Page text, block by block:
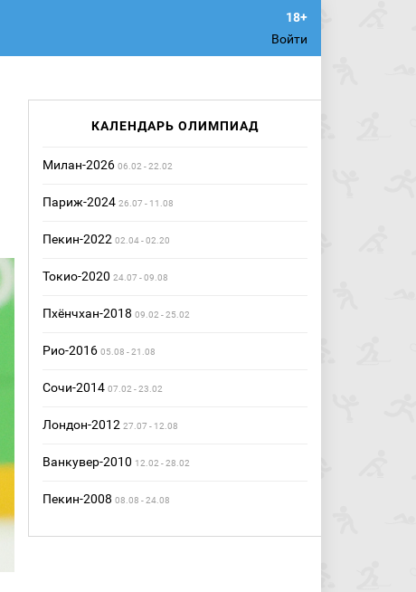
Войти
КАЛЕНДАРЬ ОЛИМПИАД
Милан-2026 06.02 - 22.02
Париж-2024 26.07 - 11.08
Пекин-2022 02.04 - 02.20
Токио-2020 24.07 - 09.08
Пхёнчхан-2018 09.02 - 25.02
Рио-2016 05.08 - 21.08
Сочи-2014 07.02 - 23.02
Лондон-2012 27.07 - 12.08
Ванкувер-2010 12.02 - 28.02
Пекин-2008 08.08 - 24.08